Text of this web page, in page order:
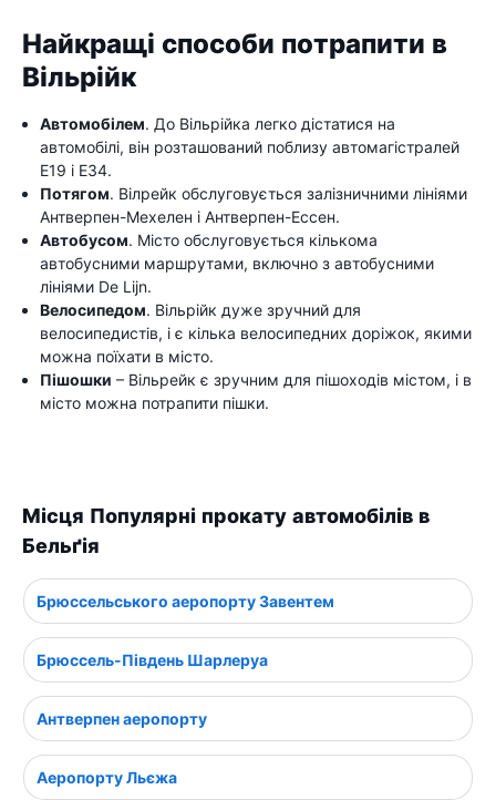
Найкращі способи потрапити в
Вільрійк
Автомобілем. До Вільрійка легко дістатися на
автомобілі, він розташований поблизу автомагістралей
E19 і E34.
Потягом. Вілрейк обслуговується залізничними лініями
Антверпен-Мехелен і Антверпен-Ессен.
Автобусом. Місто обслуговується кількома
автобусними маршрутами, включно з автобусними
лініями De Lijn.
Велосипедом. Вільрійк дуже зручний для
велосипедистів, і є кілька велосипедних доріжок, якими
можна поїхати в місто.
Пішошки – Вільрейк є зручним для пішоходів містом, і в
місто можна потрапити пішки.
Місця Популярні прокату автомобілів в
Бельґія
Брюссельського аеропорту Завентем
Брюссель-Південь Шарлеруа
Антверпен аеропорту
Аеропорту Льєжа